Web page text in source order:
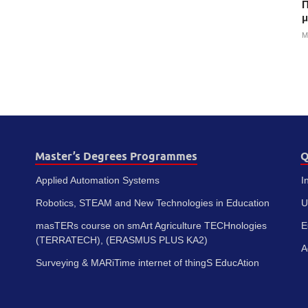
Master’s Degrees Programmes
Applied Automation Systems
Robotics, STEAM and New Technologies in Education
masTERs course on smArt Agriculture TECHnologies
(TERRATECH), (ERASMUS PLUS KA2)
Surveying & MARiTime internet of thingS EducAtion